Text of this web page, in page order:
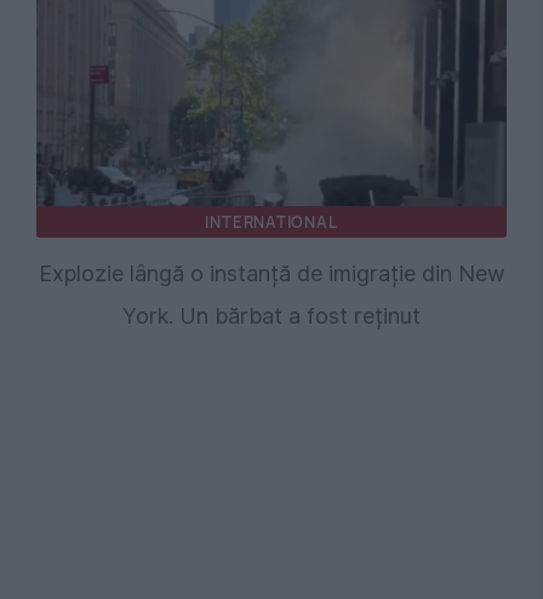
INTERNATIONAL
Explozie lângă o instanță de imigrație din New
York. Un bărbat a fost reținut